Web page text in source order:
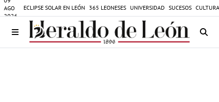
AGO
2026
ECLIPSE SOLAR EN LEÓN 365 LEONESES UNIVERSIDAD SUCESOS